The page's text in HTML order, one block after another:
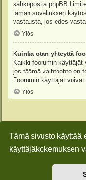
Tämä sivusto käyttää
käyttäjäkokemuksen
sähköpostia phpBB
tämän sovelluksen
vastausta, jos edes
Ylös
Kuinka otan yhteyttä
Kaikki foorumin käyttäjät
jos täämä vaihtoehto on
Foorumin käyttäjät
Ylös
Etusivu
Keskustelufoorumin ohjelmisto